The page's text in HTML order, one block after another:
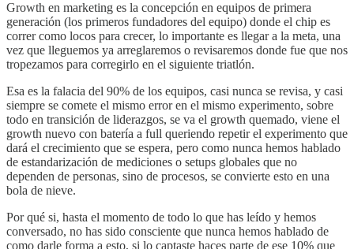
Growth en marketing es la concepción en equipos de primera
generación (los primeros fundadores del equipo) donde el chip es
correr como locos para crecer, lo importante es llegar a la meta, una
vez que lleguemos ya arreglaremos o revisaremos donde fue que nos
tropezamos para corregirlo en el siguiente triatlón.
Esa es la falacia del 90% de los equipos, casi nunca se revisa, y casi
siempre se comete el mismo error en el mismo experimento, sobre
todo en transición de liderazgos, se va el growth quemado, viene el
growth nuevo con batería a full queriendo repetir el experimento que
dará el crecimiento que se espera, pero como nunca hemos hablado
de estandarización de mediciones o setups globales que no
dependen de personas, sino de procesos, se convierte esto en una
bola de nieve.
Por qué si, hasta el momento de todo lo que has leído y hemos
conversado, no has sido consciente que nunca hemos hablado de
como darle forma a esto, si lo captaste haces parte de ese 10% que